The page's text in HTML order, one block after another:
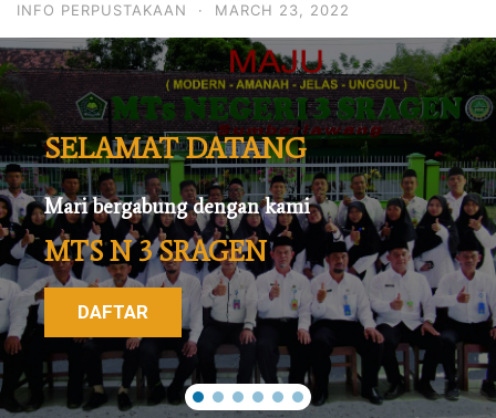
INFO PERPUSTAKAAN · MARCH 23, 2022
SELAMAT DATANG
Mari bergabung dengan kami
MTS N 3 SRAGEN
DAFTAR